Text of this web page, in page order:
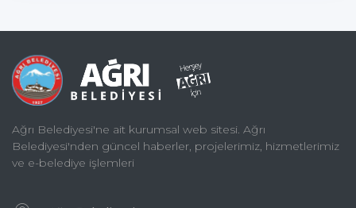
Ağrı Belediyesi'ne ait kurumsal web sitesi. Ağrı
Belediyesi'nden güncel haberler, projelerimiz, hizmetlerimiz
ve e-belediye işlemleri